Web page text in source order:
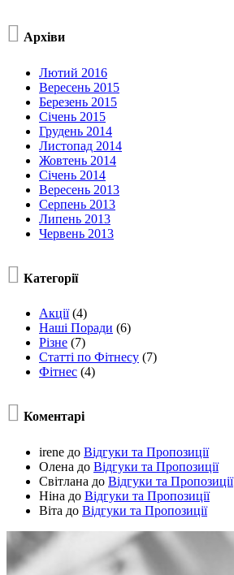
 Архіви
Лютий 2016
Вересень 2015
Березень 2015
Січень 2015
Грудень 2014
Листопад 2014
Жовтень 2014
Січень 2014
Вересень 2013
Серпень 2013
Липень 2013
Червень 2013
 Категорії
Акції(4)
Наші Поради (6)
Різне (7)
Статті по Фітнесу (7)
Фітнес (4)
 Коментарі
irene до Відгуки та Пропозиції
Олена до Відгуки та Пропозиції
Світлана до Відгуки та Пропозиції
Ніна до Відгуки та Пропозиції
Віта до Відгуки та Пропозиції